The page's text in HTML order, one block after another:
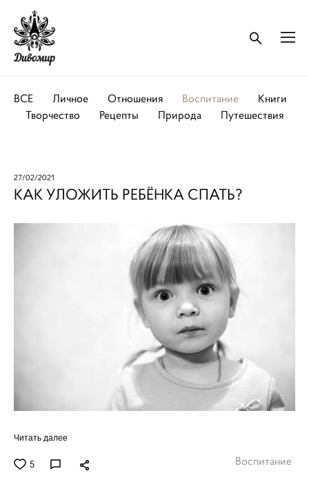
ВСЕ Личное Отношения Воспитание
Книги
Творчество
Рецепты Природа Путешествия
5 Воспитание
Читать далее
27/02/2021
КАК УЛОЖИТЬ РЕБЁНКА СПАТЬ?